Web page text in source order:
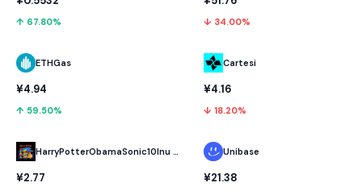
↑ 67.80%
ETHGas
¥4.94
↑ 59.50%
HarryPotterObamaSonic10Inu (ETH)
¥2.77
↓ 34.00%
Cartesi
¥4.16
↓ 18.20%
Unibase
¥21.38